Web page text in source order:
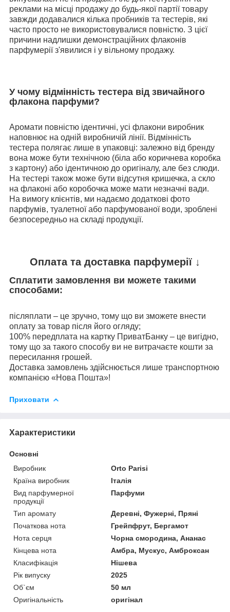
реклами на місці продажу до будь-якої партії товару
завжди додавалися кілька пробників та тестерів, які
часто просто не використовувалися повністю. З цієї
причини надлишки демонстраційних флаконів
парфумерії з'явилися і у вільному продажу.
У чому відмінність тестера від звичайного
флакона парфуми?
Аромати повністю ідентичні, усі флакони виробник
наповнює на одній виробничій лінії. Відмінність
тестера полягає лише в упаковці: залежно від бренду
вона може бути технічною (біла або коричнева коробка
з картону) або ідентичною до оригіналу, але без слюди.
На тестері також може бути відсутня кришечка, а скло
на флаконі або коробочка може мати незначні вади.
На вимогу клієнтів, ми надаємо додаткові фото
парфумів, туалетної або парфумованої води, зроблені
безпосередньо на складі продукції.
Оплата та доставка парфумерії ↓
Сплатити замовлення ви можете такими
способами:
післяплати – це зручно, тому що ви зможете внести
оплату за товар після його огляду;
100% передплата на картку ПриватБанку – це вигідно,
тому що за такого способу ви не витрачаєте кошти за
пересилання грошей.
Доставка замовлень здійснюється лише транспортною
компанією «Нова Пошта»!
Приховати
Характеристики
Основні
Виробник
Orto Parisi
Країна виробник
Італія
Вид парфумерної
продукції
Парфуми
Тип аромату
Деревні, Фужерні, Пряні
Початкова нота
Грейпфрут, Бергамот
Нота серця
Чорна смородина, Ананас
Кінцева нота
Амбра, Мускус, Амброксан
Класифікація
Нішева
Рік випуску
2025
Об`єм
50 мл
Оригінальність
оригінал